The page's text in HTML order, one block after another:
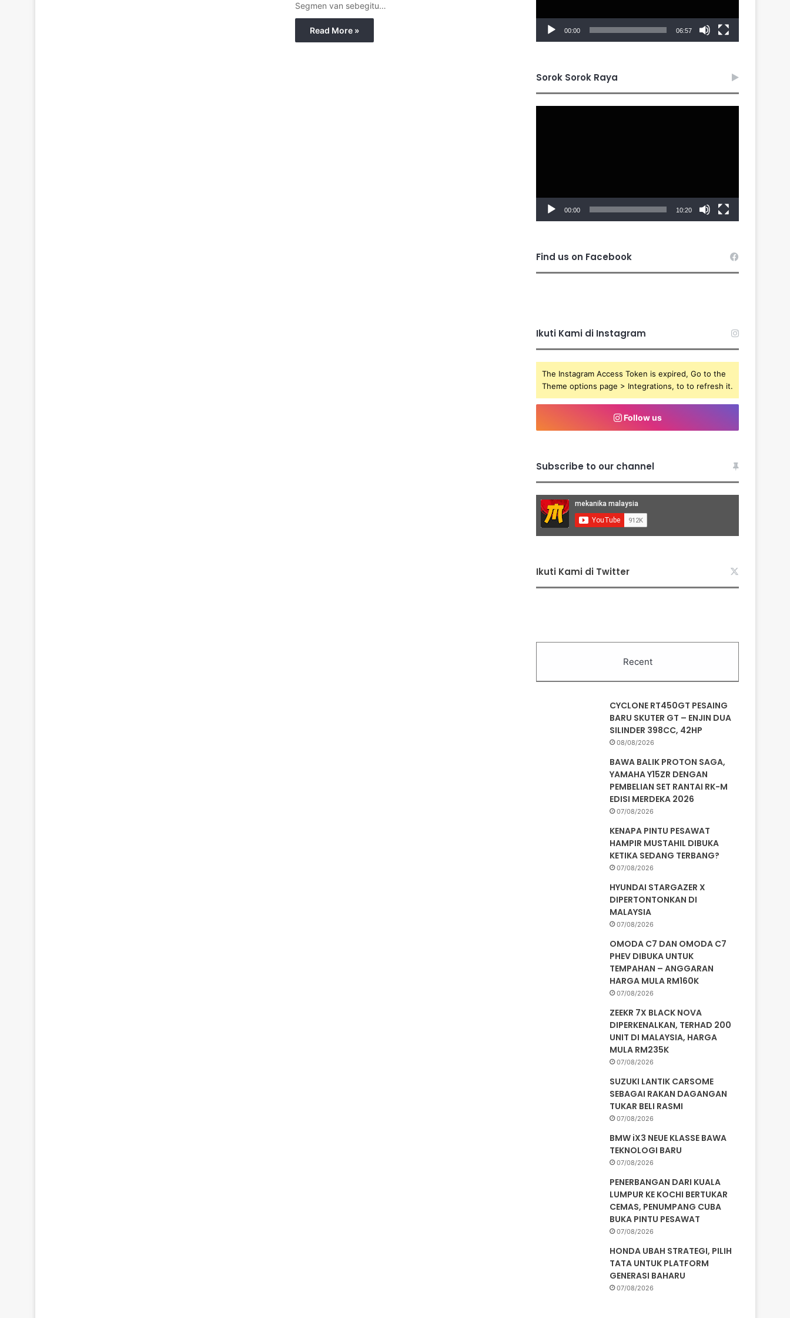
Segmen van sebegitu…
Read More » 00:00 06:57
Sorok Sorok Raya
00:00 10:20
Find us on Facebook
Ikuti Kami di Instagram
The Instagram Access Token is expired, Go to the
Theme options page > Integrations, to to refresh it.
Follow us
Subscribe to our channel
Ikuti Kami di Twitter
Recent
CYCLONE RT450GT PESAING
BARU SKUTER GT – ENJIN DUA
SILINDER 398CC, 42HP
08/08/2026
BAWA BALIK PROTON SAGA,
YAMAHA Y15ZR DENGAN
PEMBELIAN SET RANTAI RK-M
EDISI MERDEKA 2026
07/08/2026
KENAPA PINTU PESAWAT
HAMPIR MUSTAHIL DIBUKA
KETIKA SEDANG TERBANG?
07/08/2026
HYUNDAI STARGAZER X
DIPERTONTONKAN DI
MALAYSIA
07/08/2026
OMODA C7 DAN OMODA C7
PHEV DIBUKA UNTUK
TEMPAHAN – ANGGARAN
HARGA MULA RM160K
07/08/2026
ZEEKR 7X BLACK NOVA
DIPERKENALKAN, TERHAD 200
UNIT DI MALAYSIA, HARGA
MULA RM235K
07/08/2026
SUZUKI LANTIK CARSOME
SEBAGAI RAKAN DAGANGAN
TUKAR BELI RASMI
07/08/2026
BMW iX3 NEUE KLASSE BAWA
TEKNOLOGI BARU
07/08/2026
PENERBANGAN DARI KUALA
LUMPUR KE KOCHI BERTUKAR
CEMAS, PENUMPANG CUBA
BUKA PINTU PESAWAT
07/08/2026
HONDA UBAH STRATEGI, PILIH
TATA UNTUK PLATFORM
GENERASI BAHARU
07/08/2026